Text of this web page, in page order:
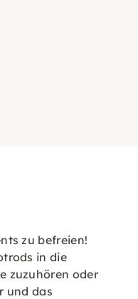
zu befreien!
in die
zuzuhören oder
und das